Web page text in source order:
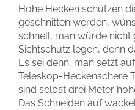
Hohe Hecken schützen
geschnitten werden,
schnell, man würde nicht
Sichtschutz legen, denn
Es sei denn, man setzt
Teleskop-Heckenschere
sind selbst drei Meter
Das Schneiden auf